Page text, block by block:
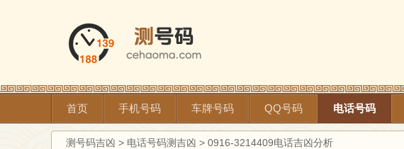
首页 手机号码 车牌号码 QQ号码 电话号码
测号码吉凶 > 电话号码测吉凶 > 0916-3214409电话吉凶分析